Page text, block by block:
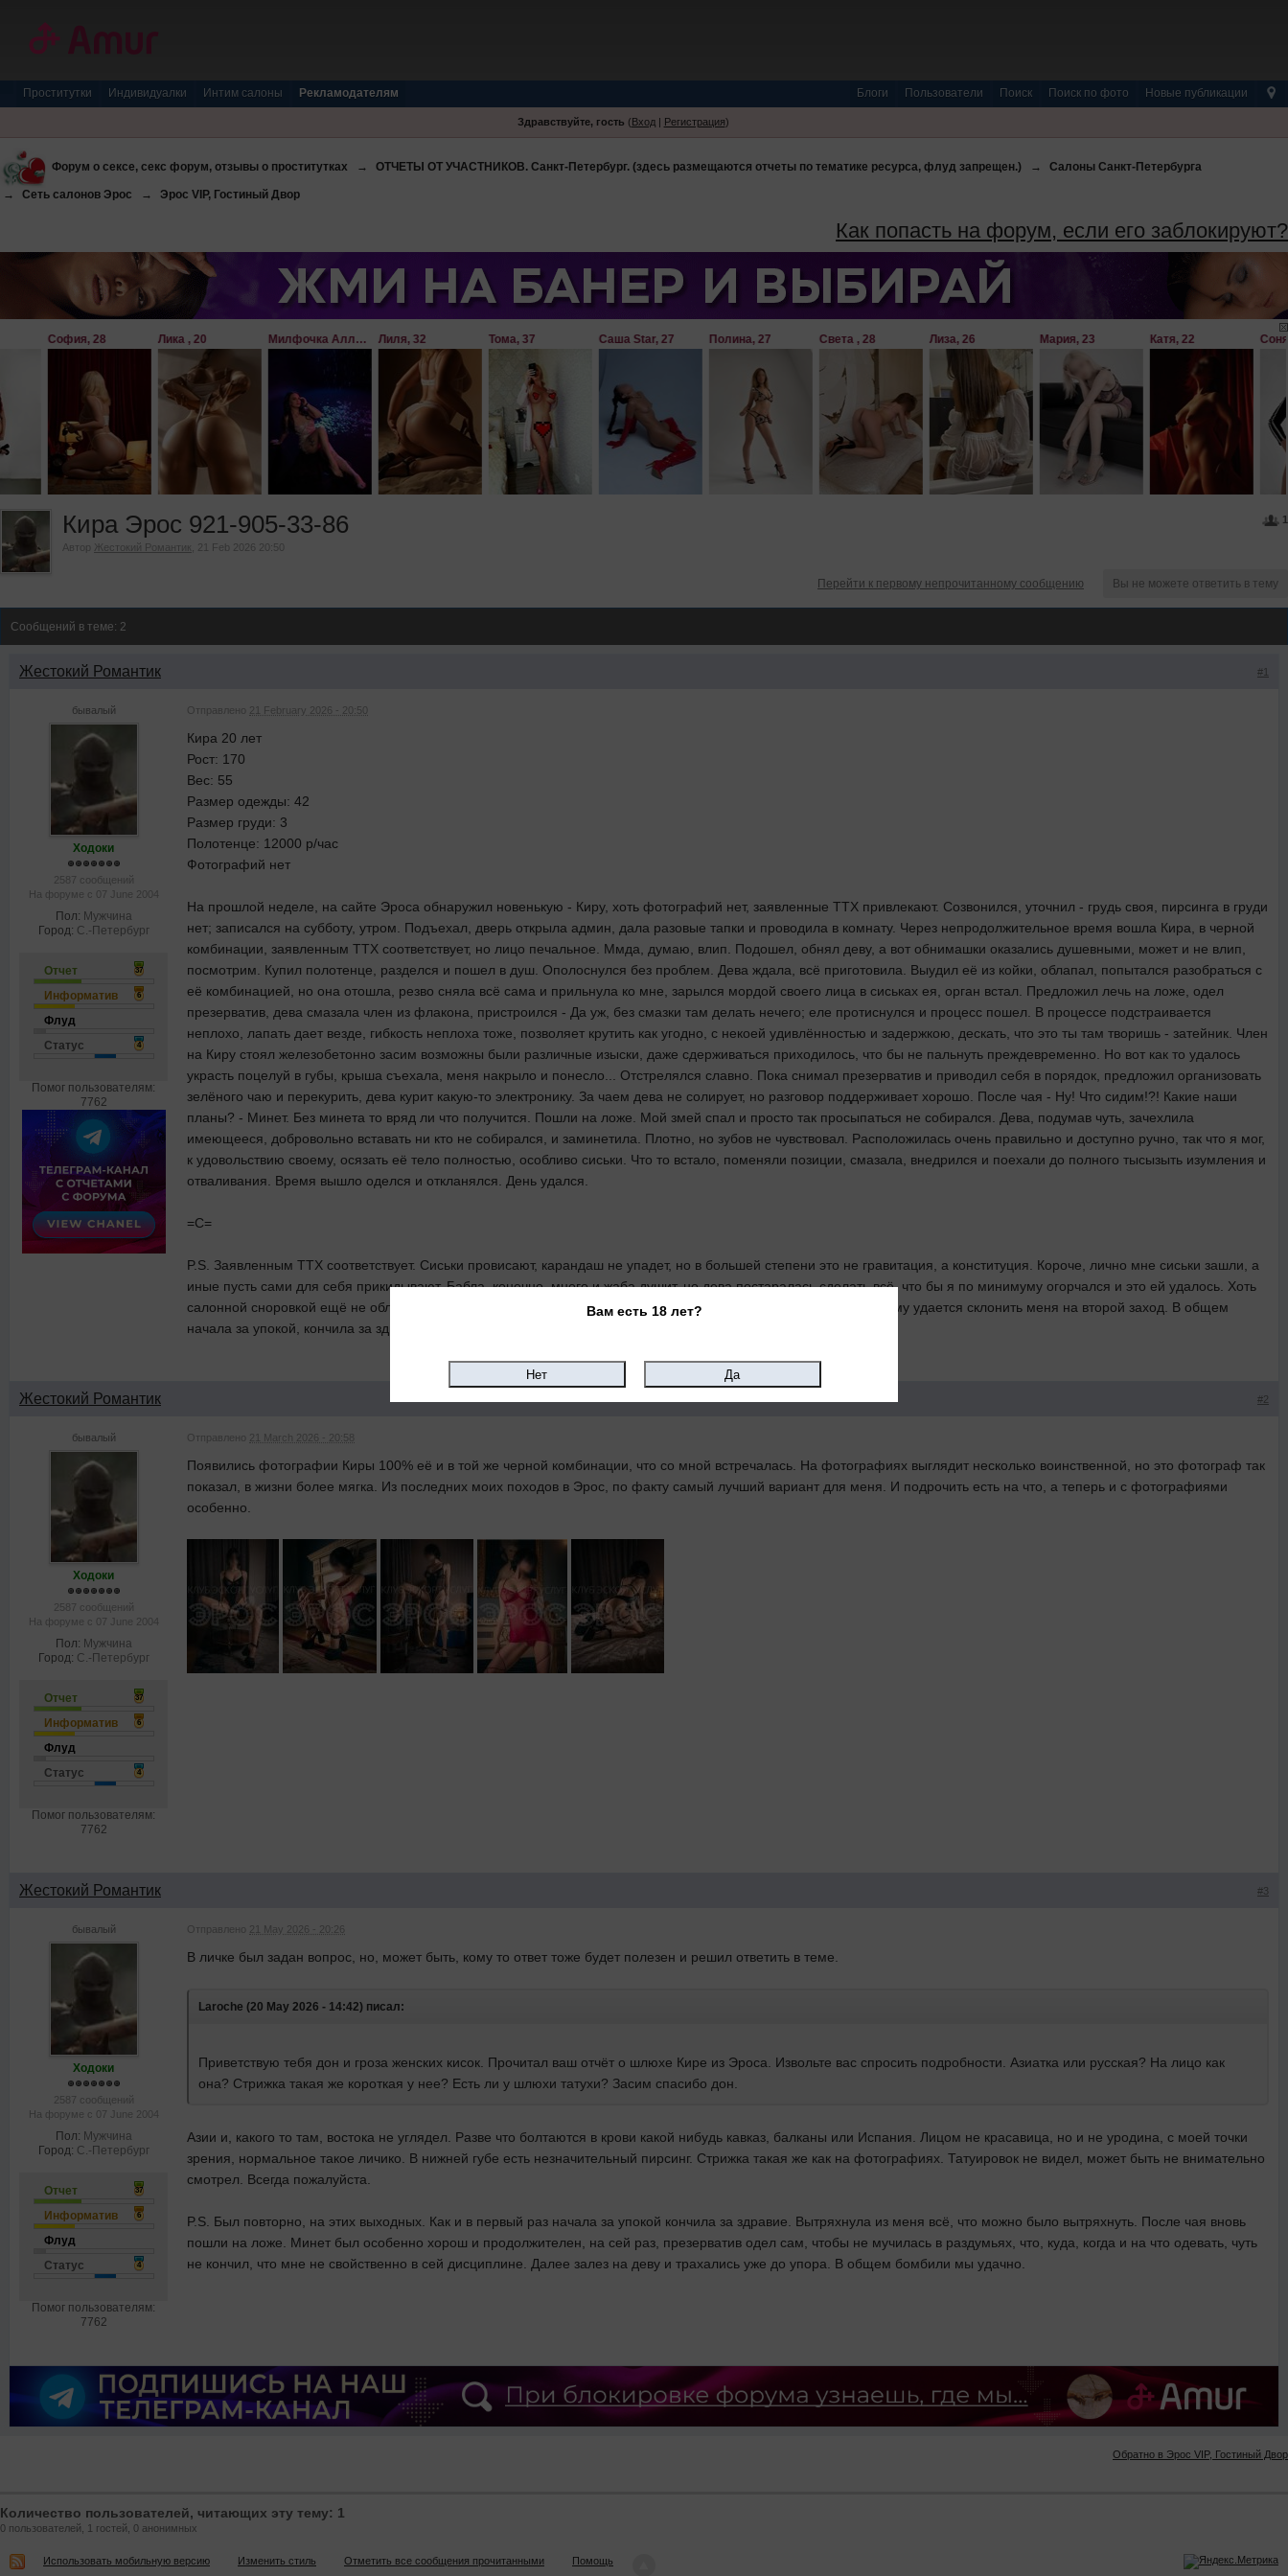
Вам есть 18 лет?
Новые публикации
Поиск по фото
Поиск
Пользователи
Блоги
Проститутки Индивидуалки Интим салоны Рекламодателям
Здравствуйте, гость (Вход| Регистрация)
Форум о сексе, секс форум, отзывы о проститутках → ОТЧЕТЫ ОТ УЧАСТНИКОВ. Санкт-Петербург. (здесь размещаются отчеты по тематике ресурса, флуд запрещен.) → Салоны Санкт-Петербурга
→ Сеть салонов Эрос → Эрос VIP, Гостиный Двор
Как попасть на форум, если его заблокируют?
1
Кира Эрос 921-905-33-86
Автор Жестокий Романтик , 21 Feb 2026 20:50
Вы не можете ответить в тему
Перейти к первому непрочитанному сообщению
Сообщений в теме: 2
#1
Жестокий Романтик
бывалый
Ходоки
2587 сообщений
На форуме с 07 June 2004
Пол: Мужчина
Город: С.-Петербург
Отчет 37
Информатив 6
Флуд
Статус
4
Помог пользователям:
7762
Отправлено 21 February 2026 - 20:50
Кира 20 лет
Рост: 170
Вес: 55
Размер одежды: 42
Размер груди: 3
Полотенце: 12000 р/час
Фотографий нет
На прошлой неделе, на сайте Эроса обнаружил новенькую - Киру, хоть фотографий нет, заявленные TTX привлекают. Созвонился, уточнил - грудь своя, пирсинга в груди
нет; записался на субботу, утром. Подъехал, дверь открыла админ, дала разовые тапки и проводила в комнату. Через непродолжительное время вошла Кира, в черной
комбинации, заявленным TTX соответствует, но лицо печальное. Ммда, думаю, влип. Подошел, обнял деву, а вот обнимашки оказались душевными, может и не влип,
посмотрим. Купил полотенце, разделся и пошел в душ. Ополоснулся без проблем. Дева ждала, всё приготовила. Выудил её из койки, облапал, попытался разобраться с
её комбинацией, но она отошла, резво сняла всё сама и прильнула ко мне, зарылся мордой своего лица в сиськах ея, орган встал. Предложил лечь на ложе, одел
презерватив, дева смазала член из флакона, пристроился - Да уж, без смазки там делать нечего; еле протиснулся и процесс пошел. В процессе подстраивается
неплохо, лапать дает везде, гибкость неплоха тоже, позволяет крутить как угодно, с некоей удивлённостью и задержкою, дескать, что это ты там творишь - затейник. Член
на Киру стоял железобетонно засим возможны были различные изыски, даже сдерживаться приходилось, что бы не пальнуть преждевременно. Но вот как то удалось
украсть поцелуй в губы, крыша съехала, меня накрыло и понесло... Отстрелялся славно. Пока снимал презерватив и приводил себя в порядок, предложил организовать
зелёного чаю и перекурить, дева курит какую-то электронику. За чаем дева не солирует, но разговор поддерживает хорошо. После чая - Ну! Что сидим!?! Какие наши
планы? - Минет. Без минета то вряд ли что получится. Пошли на ложе. Мой змей спал и просто так просыпаться не собирался. Дева, подумав чуть, зачехлила
имеющееся, добровольно вставать ни кто не собирался, и заминетила. Плотно, но зубов не чувствовал. Расположилась очень правильно и доступно ручно, так что я мог,
к удовольствию своему, осязать её тело полностью, особливо сиськи. Что то встало, поменяли позиции, смазала, внедрился и поехали до полного тысызыть изумления и
отваливания. Время вышло оделся и откланялся. День удался.
=С=
P.S. Заявленным TTX соответствует. Сиськи провисают, карандаш не упадет, но в большей степени это не гравитация, а конституция. Короче, лично мне сиськи зашли, а
иные пусть сами для себя прикидывают. Бабла, конечно, много и жаба душит, но дева постаралась сделать всё, что бы я по минимуму огорчался и это ей удалось. Хоть
салонной сноровкой ещё не обладает, но зато сексуально технически на высоте, за последнее время, редко кому удается склонить меня на второй заход. В общем
начала за упокой, кончила за здравие.
#2
Жестокий Романтик
бывалый
Ходоки
2587 сообщений
На форуме с 07 June 2004
Пол: Мужчина
Город: С.-Петербург
Отчет 37
Информатив 6
Флуд
Статус
4
Помог пользователям:
7762
Отправлено 21 March 2026 - 20:58
Появились фотографии Киры 100% её и в той же черной комбинации, что со мной встречалась. На фотографиях выглядит несколько воинственной, но это фотограф так
показал, в жизни более мягка. Из последних моих походов в Эрос, по факту самый лучший вариант для меня. И подрочить есть на что, а теперь и с фотографиями
особенно.
#3
Жестокий Романтик
бывалый
Ходоки
2587 сообщений
На форуме с 07 June 2004
Пол: Мужчина
Город: С.-Петербург
Отчет 37
Информатив 6
Флуд
Статус
4
Помог пользователям:
7762
Отправлено 21 May 2026 - 20:26
В личке был задан вопрос, но, может быть, кому то ответ тоже будет полезен и решил ответить в теме.
Laroche (20 May 2026 - 14:42) писал:
Приветствую тебя дон и гроза женских кисок. Прочитал ваш отчёт о шлюхе Кире из Эроса. Извольте вас спросить подробности. Азиатка или русская? На лицо как
она? Стрижка такая же короткая у нее? Есть ли у шлюхи татухи? Засим спасибо дон.
Азии и, какого то там, востока не углядел. Разве что болтаются в крови какой нибудь кавказ, балканы или Испания. Лицом не красавица, но и не уродина, с моей точки
зрения, нормальное такое личико. В нижней губе есть незначительный пирсинг. Стрижка такая же как на фотографиях. Татуировок не видел, может быть не внимательно
смотрел. Всегда пожалуйста.
P.S. Был повторно, на этих выходных. Как и в первый раз начала за упокой кончила за здравие. Вытряхнула из меня всё, что можно было вытряхнуть. После чая вновь
пошли на ложе. Минет был особенно хорош и продолжителен, на сей раз, презерватив одел сам, чтобы не мучилась в раздумьях, что, куда, когда и на что одевать, чуть
не кончил, что мне не свойственно в сей дисциплине. Далее залез на деву и трахались уже до упора. В общем бомбили мы удачно.
Обратно в Эрос VIP, Гостиный Двор
Количество пользователей, читающих эту тему: 1
0 пользователей, 1 гостей, 0 анонимных
Использовать мобильную версию Изменить стиль Отметить все сообщения прочитанными Помощь